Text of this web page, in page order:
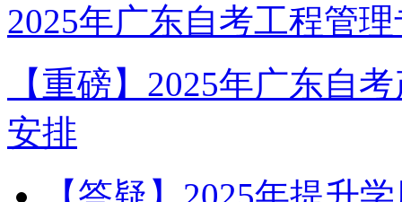
2025年广东自考工程管
【重磅】2025年广东自
安排